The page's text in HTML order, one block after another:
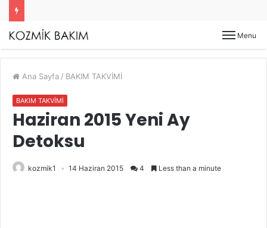
Menu
Ana Sayfa / BAKIM TAKVİMİ
BAKIM TAKVİMİ
Haziran 2015 Yeni Ay
Detoksu
kozmik1 14 Haziran 2015 4 Less than a minute